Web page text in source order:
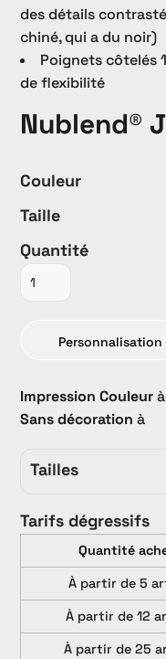
des détails
chiné, qui a du noir)
Poignets côtelés
de flexibilité
Nublend®
Couleur
Taille
Quantité
Personnalisation
Impression Couleurà
Sans décoration à
Tailles
Tarifs dégressifs
Quantité
À partir de 5
À partir de 12
À partir de 25